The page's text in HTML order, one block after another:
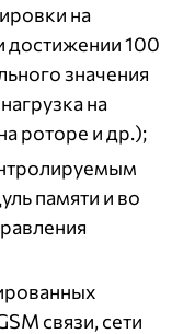
на
достижении 100
значения
на
роторе и др.);
памяти и во
связи, сети